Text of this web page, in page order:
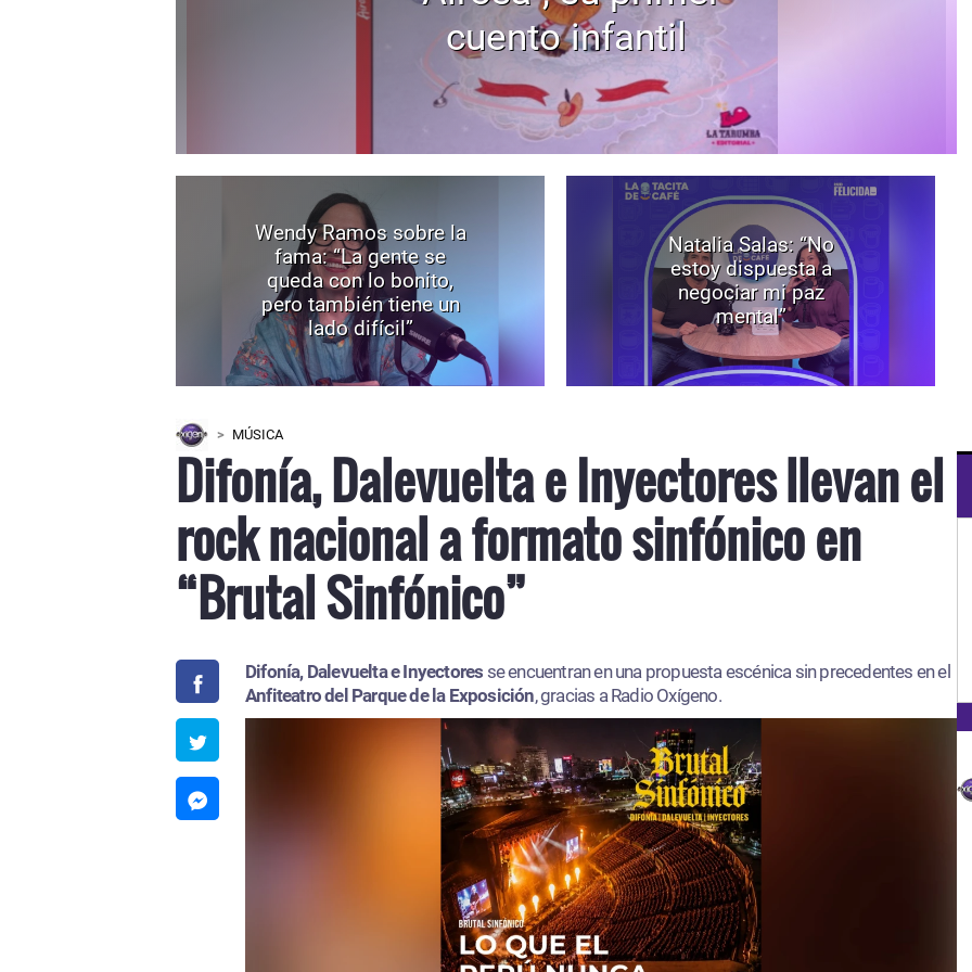
cuento infantil
Wendy Ramos sobre la
fama: “La gente se
queda con lo bonito,
pero también tiene un
lado difícil”
Natalia Salas: “No
estoy dispuesta a
negociar mi paz
mental”
MÚSICA
Difonía, Dalevuelta e Inyectores llevan el
rock nacional a formato sinfónico en
“Brutal Sinfónico”
Difonía, Dalevuelta e Inyectores se encuentran en una propuesta escénica sin precedentes en el
Anfiteatro del Parque de la Exposición, gracias a Radio Oxígeno.